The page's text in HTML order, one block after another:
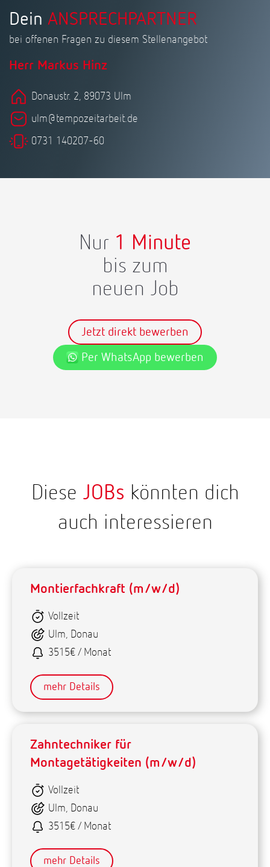
Dein ANSPRECHPARTNER
bei offenen Fragen zu diesem Stellenangebot
Herr Markus Hinz
Donaustr. 2, 89073 Ulm
ulm@tempozeitarbeit.de
0731 140207-60
Nur 1 Minute
bis zum
neuen Job
Jetzt direkt bewerben
Per WhatsApp bewerben
Diese JOBs könnten dich
auch interessieren
Montierfachkraft (m/w/d)
Vollzeit
Ulm, Donau
3515€ / Monat
mehr Details
Zahntechniker für
Montagetätigkeiten (m/w/d)
Vollzeit
Ulm, Donau
3515€ / Monat
mehr Details